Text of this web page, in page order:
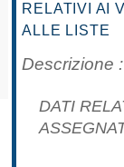
dataset
Report
RELATIVI AI
ALLE LISTE
Descrizione :
DATI RELATIVI AI VOTI COMPLESSIVI